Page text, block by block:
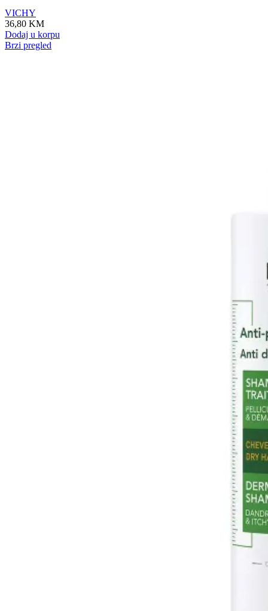
VICHY
36,80 KM
Dodaj u korpu
Brzi pregled